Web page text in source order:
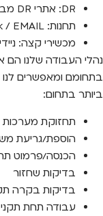
DR: אתרי DR מבוססי תוכנה או רפליקציה של מערכות אחסון
תחנות: Windows ,OFFICE ,Printing ,Outlook / EMAIL
מכשירי קצה:
נהלי העבודה שלנו הם
בתחומם ומאפשרים לנו
ביותר בתחום:
תחזוקת
הוספת/גריעת
הכנסה/פרמוט
בדיקות שחזור
בדיקות בקרה
עבודה תחת תקני ISO